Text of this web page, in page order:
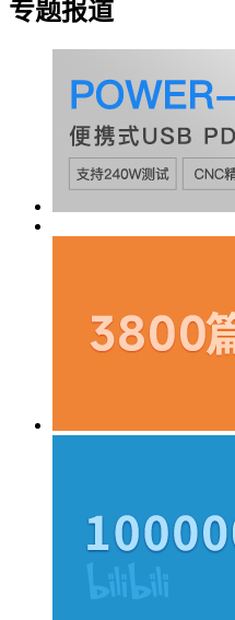
https://www.chongdiantou.com/